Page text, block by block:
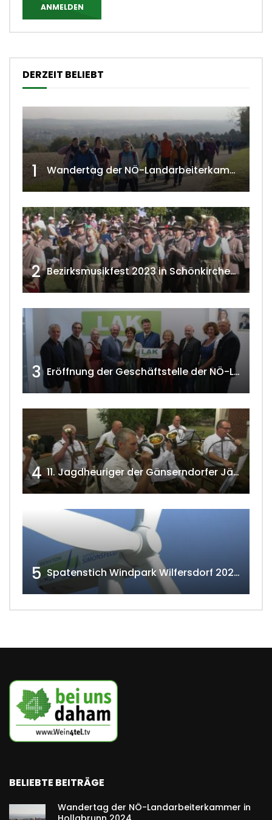
ANMELDEN
DERZEIT BELIEBT
1 Wandertag der NÖ-Landarbeiterkammer in Hollabrunn 2024
2 Bezirksmusikfest 2023 in Schönkirchen-Reyersdorf
3 Eröffnung der Geschäftstelle der NÖ-Landarbeiterkammer in Mistelbach w4tv174
4 11. Jagdheuriger der Gänserndorfer Jäger 2020 w4tv166
5 Spatenstich Windpark Wilfersdorf 2023 w4tv177
BELIEBTE BEITRÄGE
Wandertag der NÖ-Landarbeiterkammer in